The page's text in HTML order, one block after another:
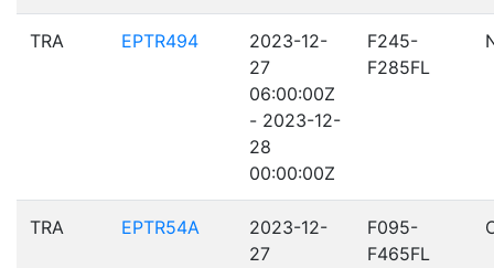
TRA EPTR494
2023-12-
27
06:00:00Z
- 2023-12-
28
00:00:00Z
F245-
F285FL
TRA EPTR54A
2023-12-
27
F095-
F465FL